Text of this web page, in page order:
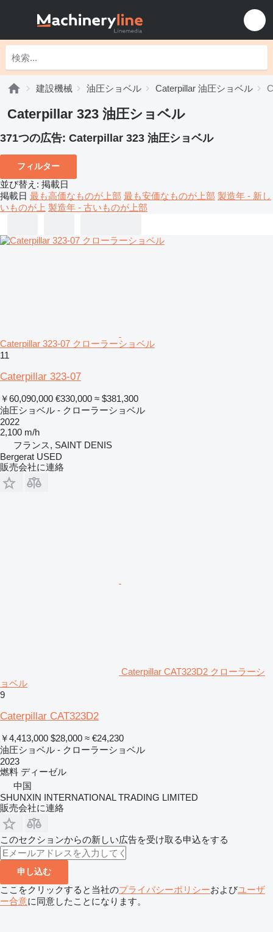
建設機械 油圧ショベル Caterpillar 油圧ショベル
Caterpillar 323 油圧ショベル
371つの広告: Caterpillar 323 油圧ショベル
フィルター
並び替え : 掲載日
掲載日 最も高価なものが上部 最も安価なものが上部 製造年 - 新し
いものが上 製造年 - 古いものが上部
Caterpillar 323-07 クローラーショベル
11
Caterpillar 323-07
￥60,090,000 €330,000 ≈ $381,300
油圧ショベル - クローラーショベル
2022
2,100 m/h
フランス, SAINT DENIS
Bergerat USED
販売会社に連絡
Caterpillar CAT323D2 クローラーシ
ョベル
9
Caterpillar CAT323D2
￥4,413,000 $28,000 ≈ €24,230
油圧ショベル - クローラーショベル
2023
燃料 ディーゼル
中国
SHUNXIN INTERNATIONAL TRADING LIMITED
販売会社に連絡
このセクションからの新しい広告を受け取る申込をする
申し込む
ここをクリックすると当社のプライバシーポリシーおよびユーザ
ー合意に同意したことになります。